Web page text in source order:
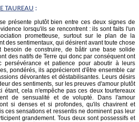
TAUREAU :
présente plutôt bien entre ces deux signes de
lorsqu'ils se rencontrent : ils sont faits l'un
prometteuse, surtout sur le plan de la
des sentimentaux, qui désirent avant toute chose
besoin de construire, de bâtir une base solide
des natifs de Terre qui donc par conséquent ont
persévérance et patience pour aboutir à leurs
pondérés, ils apprécieront d'être ensemble car
dévorantes et déstabilisantes. Leurs désirs
des sentiments, sur les preuves d'amour plutôt
étant, cela n'empêche pas ces deux tourtereaux
de sensualité et de volupté. Dans l'amour
si denses et si profondes, qu'ils chavirent et
ces sensations et ressentis ne dominent pas leur
grandement. Tous deux sont possessifs et